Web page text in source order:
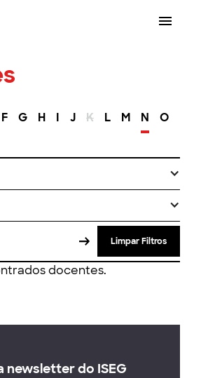
F G H I J K L M N O
Limpar Filtros
docentes.
newsletter do ISEG